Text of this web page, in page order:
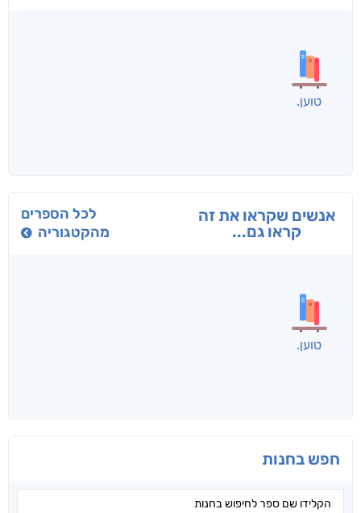
בפנוכו
חני שאטן
תרדמת
א. פ.
אנשים שקראו את זה